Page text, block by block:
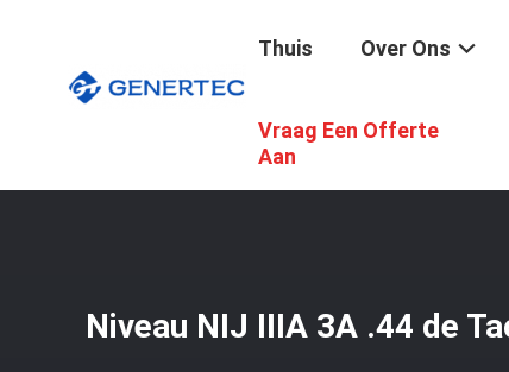
Thuis Over Ons
Vraag Een Offerte
Aan
Tactische Ballistische Helm
Niveau NIJ IIIA 3A .44 de